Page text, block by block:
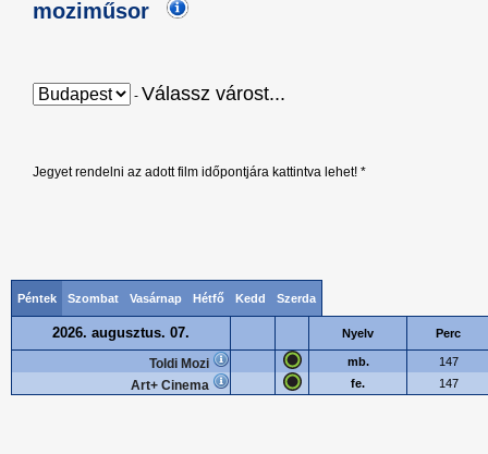
moziműsor
- Válassz várost...
Jegyet rendelni az adott film időpontjára kattintva lehet! *
Péntek Szombat Vasárnap Hétfő Kedd Szerda
2026. augusztus. 07. Nyelv Perc
Toldi Mozi mb. 147
Art+ Cinema fe. 147